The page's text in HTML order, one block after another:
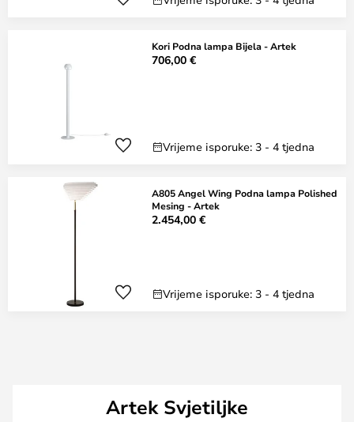
Kori Podna lampa Bijela - Artek
706,00 €
Vrijeme isporuke: 3 - 4 tjedna
A805 Angel Wing Podna lampa Polished
Mesing - Artek
2.454,00 €
Vrijeme isporuke: 3 - 4 tjedna
Artek Svjetiljke